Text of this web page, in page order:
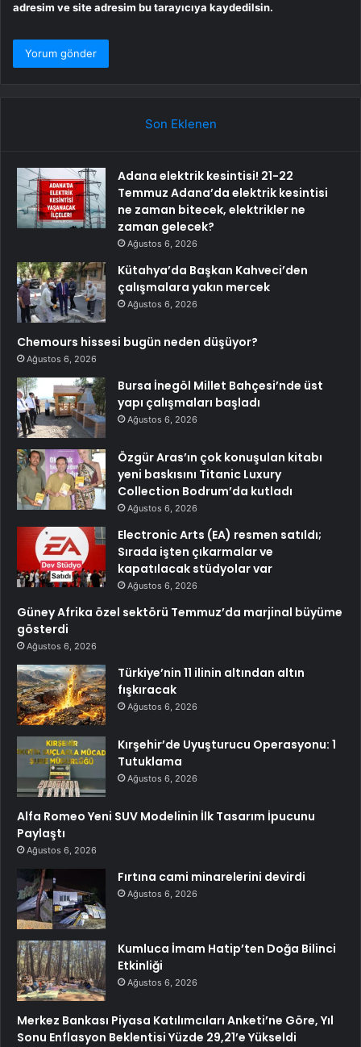
adresim ve site adresim bu tarayıcıya kaydedilsin.
Son Eklenen
Adana elektrik kesintisi! 21-22
Temmuz Adana’da elektrik kesintisi
ne zaman bitecek, elektrikler ne
zaman gelecek?
Ağustos 6, 2026
Kütahya’da Başkan Kahveci’den
çalışmalara yakın mercek
Ağustos 6, 2026
Chemours hissesi bugün neden düşüyor?
Ağustos 6, 2026
Bursa İnegöl Millet Bahçesi’nde üst
yapı çalışmaları başladı
Ağustos 6, 2026
Özgür Aras’ın çok konuşulan kitabı
yeni baskısını Titanic Luxury
Collection Bodrum’da kutladı
Ağustos 6, 2026
Electronic Arts (EA) resmen satıldı;
Sırada işten çıkarmalar ve
kapatılacak stüdyolar var
Ağustos 6, 2026
Güney Afrika özel sektörü Temmuz’da marjinal büyüme
gösterdi
Ağustos 6, 2026
Türkiye’nin 11 ilinin altından altın
fışkıracak
Ağustos 6, 2026
Kırşehir’de Uyuşturucu Operasyonu: 1
Tutuklama
Ağustos 6, 2026
Alfa Romeo Yeni SUV Modelinin İlk Tasarım İpucunu
Paylaştı
Ağustos 6, 2026
Fırtına cami minarelerini devirdi
Ağustos 6, 2026
Kumluca İmam Hatip’ten Doğa Bilinci
Etkinliği
Ağustos 6, 2026
Merkez Bankası Piyasa Katılımcıları Anketi’ne Göre, Yıl
Sonu Enflasyon Beklentisi Yüzde 29,21’e Yükseldi